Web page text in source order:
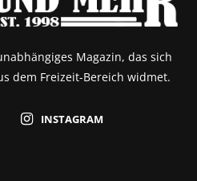
Magazin, das sich
dem Freizeit-Bereich widmet.
INSTAGRAM